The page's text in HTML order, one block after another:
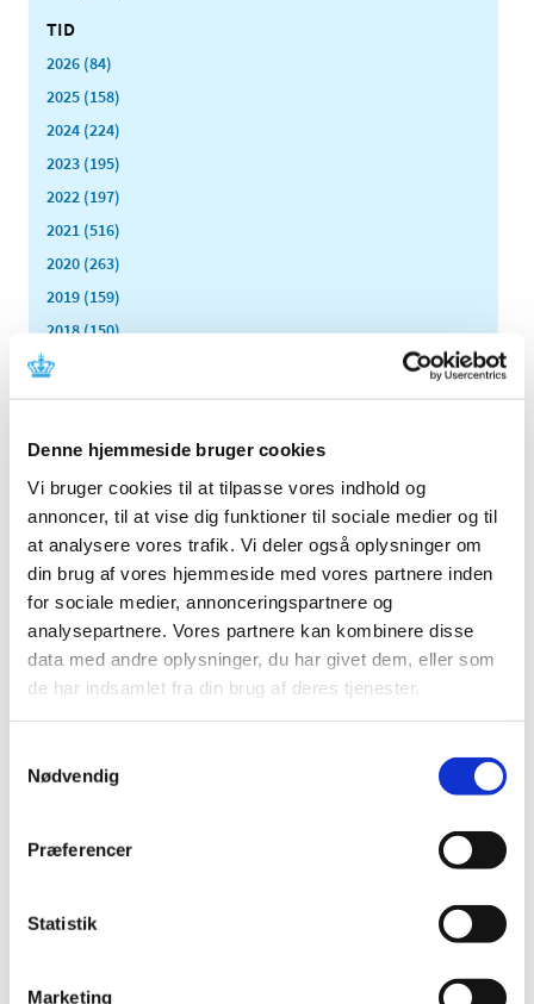
Denne hjemmeside bruger cookies
Vi bruger cookies til at tilpasse vores indhold og
annoncer, til at vise dig funktioner til sociale medier og til
at analysere vores trafik. Vi deler også oplysninger om
din brug af vores hjemmeside med vores partnere inden
for sociale medier, annonceringspartnere og
analysepartnere. Vores partnere kan kombinere disse
data med andre oplysninger, du har givet dem, eller som
de har indsamlet fra din brug af deres tjenester.
Nødvendig
Præferencer
Statistik
Marketing
TID
2026 (84)
2025 (158)
2024 (224)
2023 (195)
2022 (197)
2021 (516)
2020 (263)
2019 (159)
2018 (150)
2017 (167)
2016 (167)
2014 (44)
2013 (49)
2012 (44)
2011 (13)
2010 (7)
2009 (14)
2008 (8)
2007 (3)
oktober (1)
januar (1)
2005 (2)
Links
Meddelelser om forsyning af medicin til mennesker og dyr
(med søgefunktion)